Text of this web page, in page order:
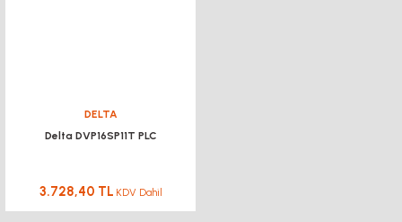
DELTA
Delta DVP16SP11T PLC
3.728,40 TL KDV Dahil